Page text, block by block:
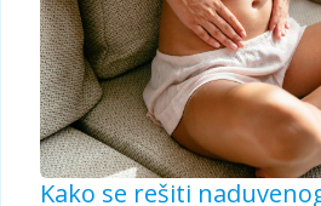
Kako se rešiti